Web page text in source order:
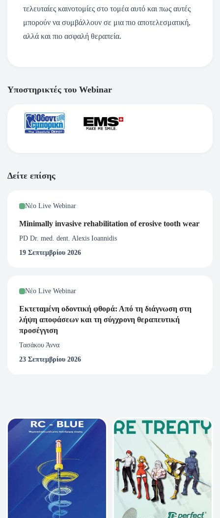
τελευταίες καινοτομίες στο τομέα αυτό και πως αυτές
μπορούν να συμβάλλουν σε μια πιο αποτελεσματική,
αλλά και πιο ασφαλή θεραπεία.
Υποστηρικτές του Webinar
Δείτε επίσης
Νέο Live Webinar
Minimally invasive rehabilitation of erosive tooth wear
PD Dr. med. dent. Alexis Ioannidis
19 Σεπτεμβρίου 2026
Νέο Live Webinar
Εκτεταμένη οδοντική φθορά: Από τη διάγνωση στη
λήψη αποφάσεων και τη σύγχρονη θεραπευτική
προσέγγιση
Τασάκου Άννα
23 Σεπτεμβρίου 2026